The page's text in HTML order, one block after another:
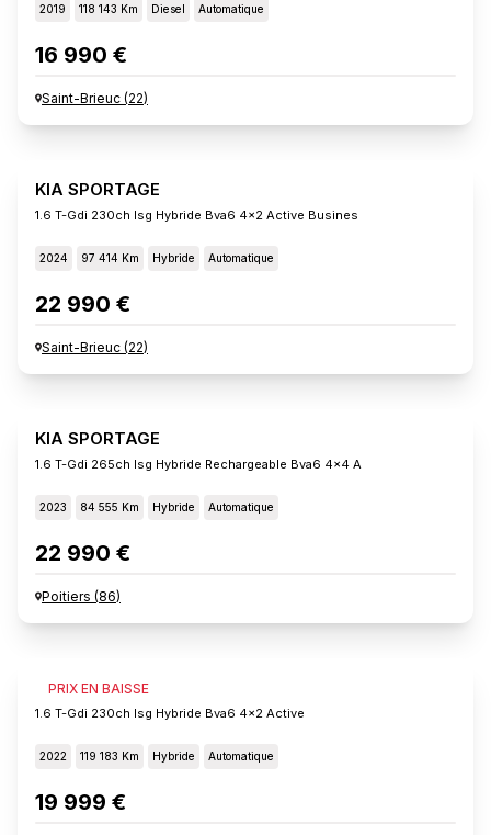
2019 118 143 Km Diesel Automatique
16 990 €
Saint-Brieuc (22)
KIA SPORTAGE
1.6 T-Gdi 230ch Isg Hybride Bva6 4x2 Active Busines
2024 97 414 Km Hybride Automatique
22 990 €
Saint-Brieuc (22)
KIA SPORTAGE
1.6 T-Gdi 265ch Isg Hybride Rechargeable Bva6 4x4 A
2023 84 555 Km Hybride Automatique
22 990 €
Poitiers (86)
PRIX EN BAISSE
KIA SPORTAGE
1.6 T-Gdi 230ch Isg Hybride Bva6 4x2 Active
2022 119 183 Km Hybride Automatique
19 999 €